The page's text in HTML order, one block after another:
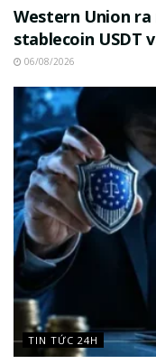
Western Union
stablecoin USDT
06/08/2026
TIN TỨC 24H